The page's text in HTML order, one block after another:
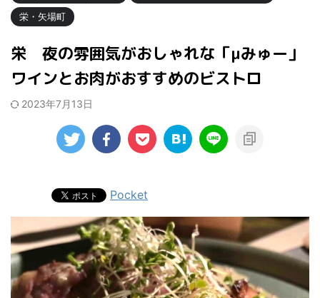
栄・矢場町
栄 夜の雰囲気がおしゃれな「μみゅー」
ワインとお肉がおすすめのビストロ
2023年7月13日
Pocket